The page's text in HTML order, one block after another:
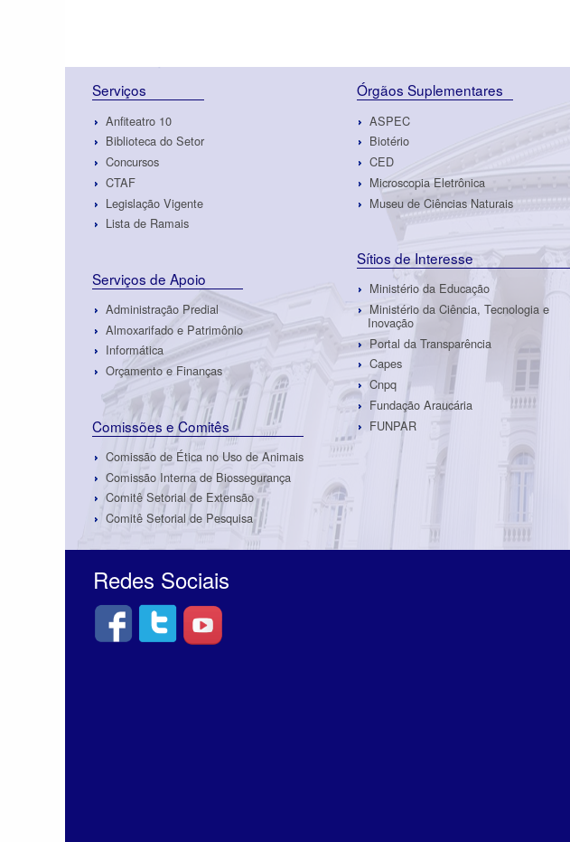
Serviços
Anfiteatro 10
Biblioteca do Setor
Concursos
CTAF
Legislação Vigente
Lista de Ramais
Serviços de Apoio
Administração Predial
Almoxarifado e Patrimônio
Informática
Orçamento e Finanças
Comissões e Comitês
Comissão de Ética no Uso de Animais
Comissão Interna de Biossegurança
Comitê Setorial de Extensão
Comitê Setorial de Pesquisa
Órgãos Suplementares
ASPEC
Biotério
CED
Microscopia Eletrônica
Museu de Ciências Naturais
Sítios de Interesse
Ministério da Educação
Ministério da Ciência, Tecnologia e
Inovação
Portal da Transparência
Capes
Cnpq
Fundação Araucária
FUNPAR
Redes Sociais